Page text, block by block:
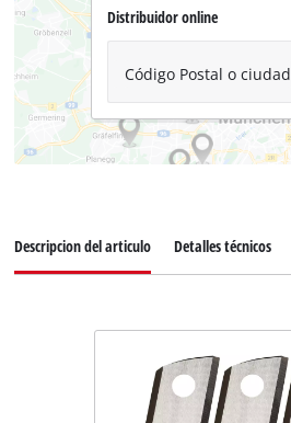
Distribuidor online
Código Postal o ciudad
Descripcion del articulo Detalles técnicos